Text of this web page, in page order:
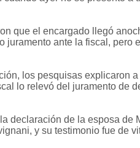
que el encargado llegó
juramento ante la fiscal, pero
los pesquisas explicaron
lo relevó del juramento de
declaración de la esposa de
y su testimonio fue de